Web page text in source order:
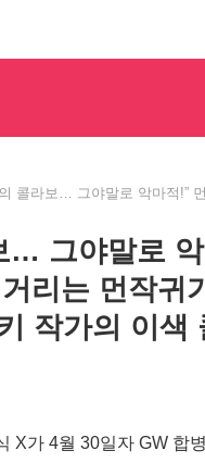
콜라보… 그야말로 악마적!”
… 그야말로
리는 먼작귀
작가의 이색
X가 4월 30일자 GW 합